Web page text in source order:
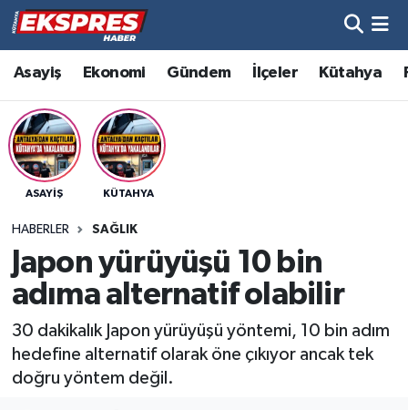
Asayiş Ekonomi Gündem İlçeler Kütahya
ASAYIŞ KÜTAHYA
HABERLER SAĞLIK
Japon yürüyüşü 10 bin
adıma alternatif olabilir
30 dakikalık Japon yürüyüşü yöntemi, 10 bin adım
hedefine alternatif olarak öne çıkıyor ancak tek
doğru yöntem değil.
Altıntaş
Asayiş
Aslanapa
Bölge
Çavdarhisar
Domaniç
Hava Durumu
Trafik Durumu
Süper Lig Puan Durumu ve Fikstür
Son Dakika Haberleri
Haber Arşivi